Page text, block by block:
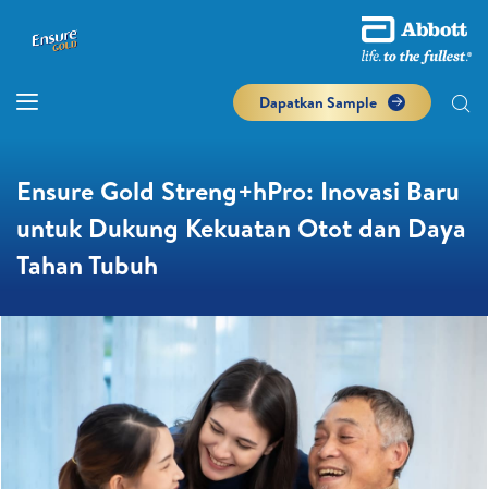
Dapatkan Sample
Ensure Gold Streng+hPro: Inovasi Baru
untuk Dukung Kekuatan Otot dan Daya
Tahan Tubuh